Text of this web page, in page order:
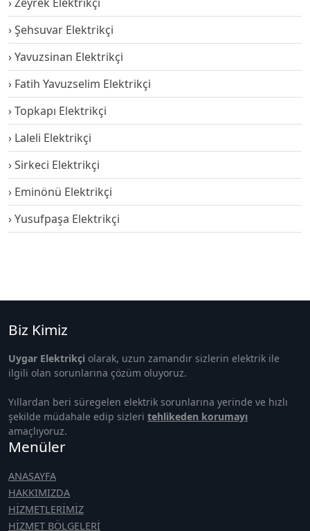
Şehsuvar Elektrikçi
Yavuzsinan Elektrikçi
Fatih Yavuzselim Elektrikçi
Topkapı Elektrikçi
Laleli Elektrikçi
Sirkeci Elektrikçi
Eminönü Elektrikçi
Yusufpaşa Elektrikçi
Biz Kimiz
Uygar Elektrikçi olarak, uzun zamandır sizlerin elektrik ile
ilgili olan sorunlarına çözüm oluyoruz.
Yıllardan beri süregelen elektrik sorunlarına yerinde ve hızlı
şekilde müdahale edip sizleri tehlikeden korumayı
amaçlıyoruz.
Menüler
ANASAYFA
HAKKIMIZDA
HİZMETLERİMİZ
HİZMET BÖLGELERİ